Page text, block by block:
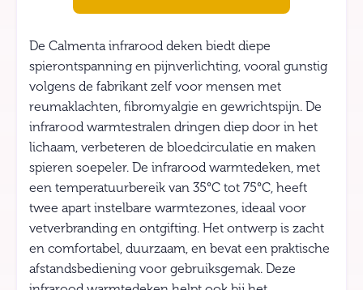
De Calmenta infrarood deken biedt diepe
spierontspanning en pijnverlichting, vooral gunstig
volgens de fabrikant zelf voor mensen met
reumaklachten, fibromyalgie en gewrichtspijn. De
infrarood warmtestralen dringen diep door in het
lichaam, verbeteren de bloedcirculatie en maken
spieren soepeler. De infrarood warmtedeken, met
een temperatuurbereik van 35°C tot 75°C, heeft
twee apart instelbare warmtezones, ideaal voor
vetverbranding en ontgifting. Het ontwerp is zacht
en comfortabel, duurzaam, en bevat een praktische
afstandsbediening voor gebruiksgemak. Deze